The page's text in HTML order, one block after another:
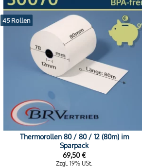
45 Rollen
Thermorollen 80 / 80 / 12 (80m) im
Sparpack
69,50€
Zzgl. 19% USt.